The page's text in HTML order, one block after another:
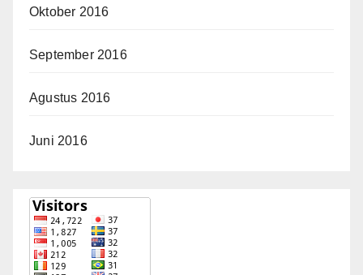
Oktober 2016
September 2016
Agustus 2016
Juni 2016